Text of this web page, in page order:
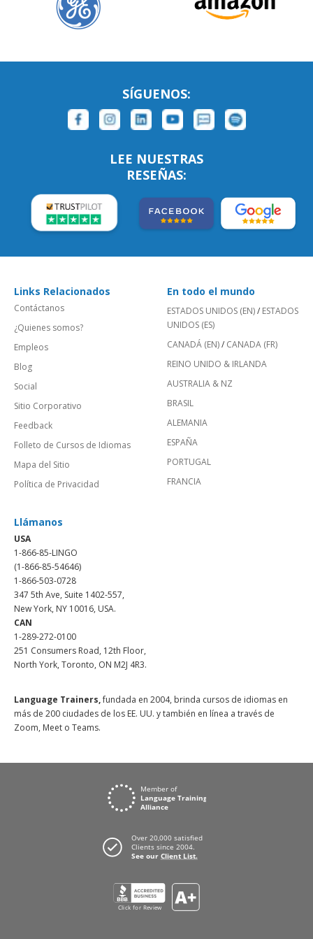
SÍGUENOS:
LEE NUESTRAS
RESEÑAS:
Links Relacionados
Contáctanos
¿Quienes somos?
Empleos
Blog
Social
Sitio Corporativo
Feedback
Folleto de Cursos de Idiomas
Mapa del Sitio
Política de Privacidad
En todo el mundo
ESTADOS UNIDOS (EN)/ ESTADOS
UNIDOS (ES)
CANADÁ (EN)/ CANADA (FR)
REINO UNIDO & IRLANDA
AUSTRALIA & NZ
BRASIL
ALEMANIA
ESPAÑA
PORTUGAL
FRANCIA
Llámanos
USA
1-866-85-LINGO
(1-866-85-54646)
1-866-503-0728
347 5th Ave, Suite 1402-557,
New York, NY 10016, USA.
CAN
1-289-272-0100
251 Consumers Road, 12th Floor,
North York, Toronto, ON M2J 4R3.
Language Trainers,fundada en 2004, brinda cursos de idiomas en
más de 200 ciudades de los EE. UU. y también en línea a través de
Zoom, Meet o Teams.